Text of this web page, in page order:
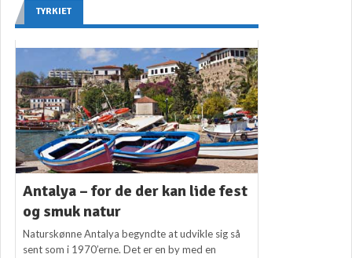
TYRKIET
Antalya – for de der kan lide fest
og smuk natur
Naturskønne Antalya begyndte at udvikle sig så
sent som i 1970’erne. Det er en by med en